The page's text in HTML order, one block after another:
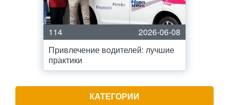
114
2026-06-08
Привлечение водителей: лучшие
практики
КАТЕГОРИИ